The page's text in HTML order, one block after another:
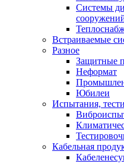
Системы
Встраиваемые
Разное
Защитные
Неформат
Юбилеи
Испытания,
Кабельная